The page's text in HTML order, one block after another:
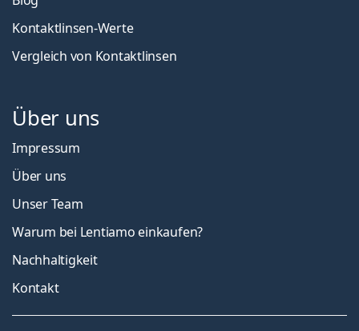
Kontaktlinsen-Werte
Vergleich von Kontaktlinsen
Über uns
Impressum
Über uns
Unser Team
Warum bei Lentiamo einkaufen?
Nachhaltigkeit
Kontakt